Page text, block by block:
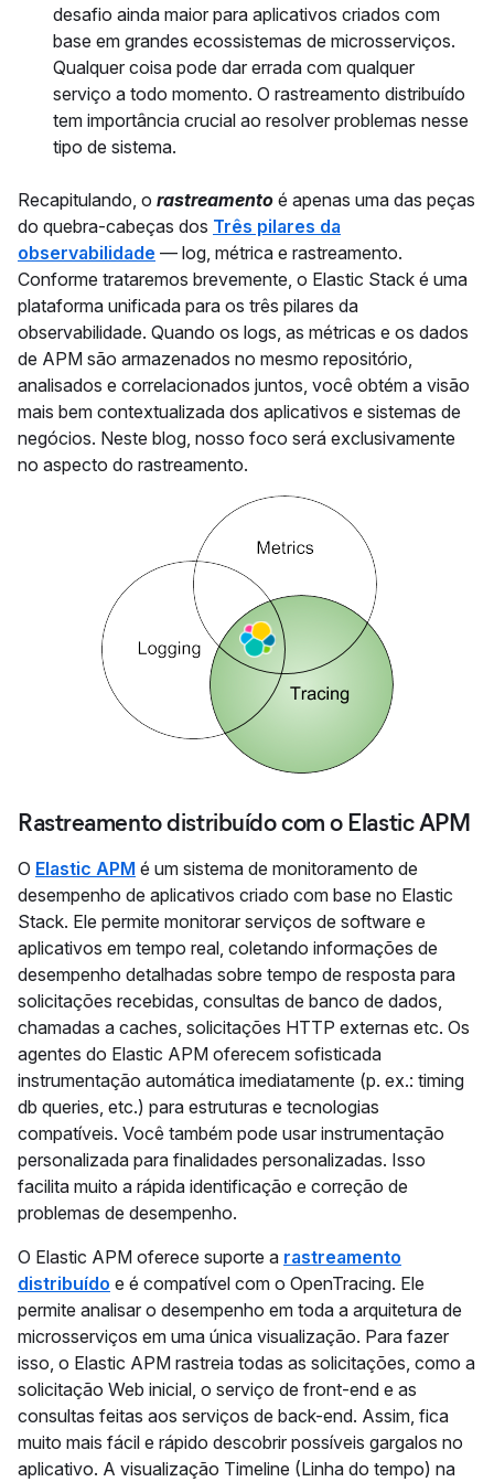
desafio ainda maior para aplicativos criados com
base em grandes ecossistemas de microsserviços.
Qualquer coisa pode dar errada com qualquer
serviço a todo momento. O rastreamento distribuído
tem importância crucial ao resolver problemas nesse
tipo de sistema.
Recapitulando, o rastreamento é apenas uma das peças
do quebra-cabeças dos Três pilares da
observabilidade — log, métrica e rastreamento.
Conforme trataremos brevemente, o Elastic Stack é uma
plataforma unificada para os três pilares da
observabilidade. Quando os logs, as métricas e os dados
de APM são armazenados no mesmo repositório,
analisados e correlacionados juntos, você obtém a visão
mais bem contextualizada dos aplicativos e sistemas de
negócios. Neste blog, nosso foco será exclusivamente
no aspecto do rastreamento.
Rastreamento distribuído com o Elastic APM
O Elastic APM é um sistema de monitoramento de
desempenho de aplicativos criado com base no Elastic
Stack. Ele permite monitorar serviços de software e
aplicativos em tempo real, coletando informações de
desempenho detalhadas sobre tempo de resposta para
solicitações recebidas, consultas de banco de dados,
chamadas a caches, solicitações HTTP externas etc. Os
agentes do Elastic APM oferecem sofisticada
instrumentação automática imediatamente (p. ex.: timing
db queries, etc.) para estruturas e tecnologias
compatíveis. Você também pode usar instrumentação
personalizada para finalidades personalizadas. Isso
facilita muito a rápida identificação e correção de
problemas de desempenho.
O Elastic APM oferece suporte a rastreamento
distribuído e é compatível com o OpenTracing. Ele
permite analisar o desempenho em toda a arquitetura de
microsserviços em uma única visualização. Para fazer
isso, o Elastic APM rastreia todas as solicitações, como a
solicitação Web inicial, o serviço de front-end e as
consultas feitas aos serviços de back-end. Assim, fica
muito mais fácil e rápido descobrir possíveis gargalos no
aplicativo. A visualização Timeline (Linha do tempo) na